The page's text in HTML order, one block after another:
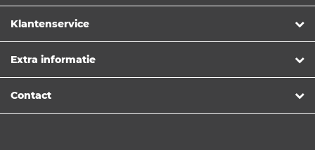
Klantenservice
Extra informatie
Contact